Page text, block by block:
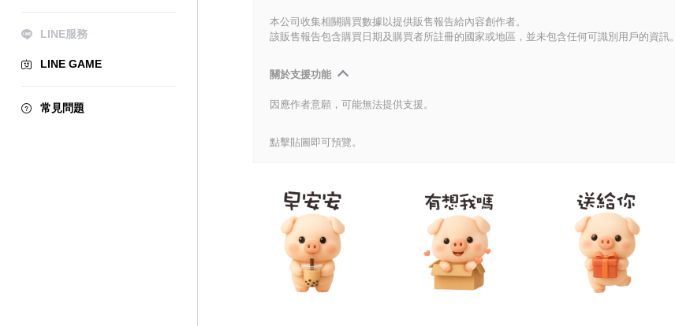
LINE服務
LINE GAME
常見問題
本公司收集相關購買數據以提供販售報告給內容創作者。
該販售報告包含購買日期及購買者所註冊的國家或地區，並未包含任何可識別用戶的資訊。
關於支援功能
因應作者意願，可能無法提供支援。
點擊貼圖即可預覽。